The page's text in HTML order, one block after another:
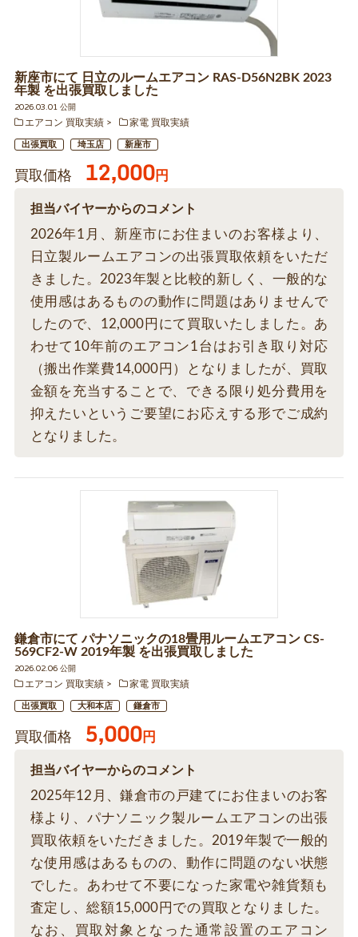
新座市にて 日立のルームエアコン RAS-D56N2BK 2023
年製 を出張買取しました
2026.03.01 公開
エアコン 買取実績
家電 買取実績
出張買取 埼玉店 新座市
買取価格 12,000円
担当バイヤーからのコメント
2026年1月、新座市にお住まいのお客様より、
日立製ルームエアコンの出張買取依頼をいただ
きました。2023年製と比較的新しく、一般的な
使用感はあるものの動作に問題はありませんで
したので、12,000円にて買取いたしました。あ
わせて10年前のエアコン1台はお引き取り対応
（搬出作業費14,000円）となりましたが、買取
金額を充当することで、できる限り処分費用を
抑えたいというご要望にお応えする形でご成約
となりました。
鎌倉市にて パナソニックの18畳用ルームエアコン CS-
569CF2-W 2019年製 を出張買取しました
2026.02.06 公開
エアコン 買取実績
家電 買取実績
出張買取 大和本店 鎌倉市
買取価格 5,000円
担当バイヤーからのコメント
2025年12月、鎌倉市の戸建てにお住まいのお客
様より、パナソニック製ルームエアコンの出張
買取依頼をいただきました。2019年製で一般的
な使用感はあるものの、動作に問題のない状態
でした。あわせて不要になった家電や雑貨類も
査定し、総額15,000円での買取となりました。
なお、買取対象となった通常設置のエアコン